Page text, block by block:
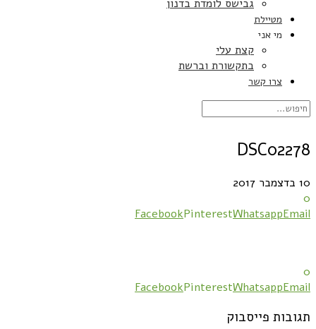
גבישס לומדת בדנון
מטיילת
מי אני
קצת עלי
בתקשורת וברשת
צרו קשר
DSC02278
10 בדצמבר 2017
0
FacebookPinterestWhatsappEmail
0
FacebookPinterestWhatsappEmail
תגובות פייסבוק